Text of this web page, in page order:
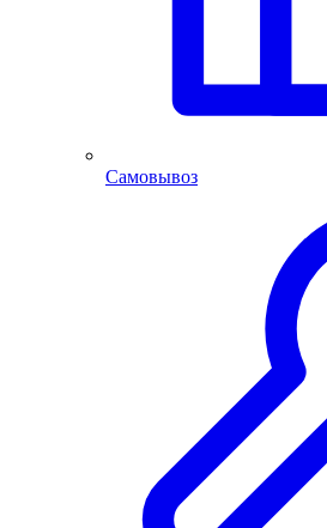
Самовывоз